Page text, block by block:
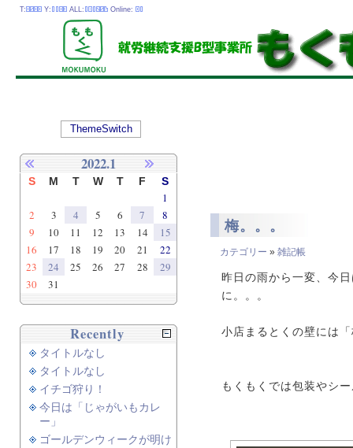
梅。。。
カテゴリー » 雑記帳
昨日の雨から一変、今
に。。。
小店まるとくの壁には
もくもくでは包装やシ
2022.1
S M T W T F S
1
2
3 4 5 6 7
8
9
10 11 12 13 14
15
16
17 18 19 20 21
22
23
24 25 26 27 28
29
30
31
Recently
タイトルなし
タイトルなし
イチゴ狩り！
今日は「じゃがいもカレ
ー」
ゴールデンウィークが明け
T: Y: ALL: Online:
ThemeSwitch